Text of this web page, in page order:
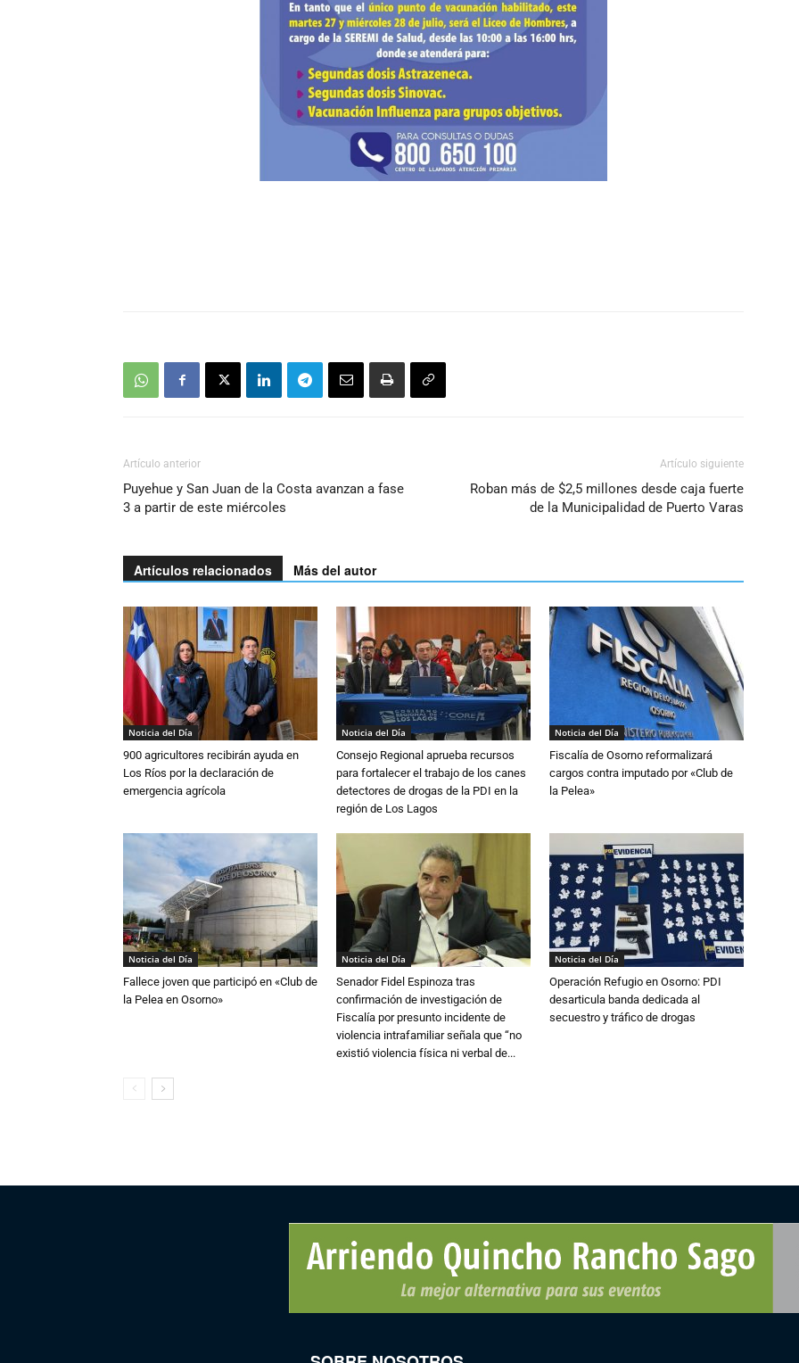
Artículo anterior
Puyehue y San Juan de la Costa avanzan a fase
3 a partir de este miércoles
Artículo siguiente
Roban más de $2,5 millones desde caja fuerte
de la Municipalidad de Puerto Varas
Artículos relacionados Más del autor
Noticia del Día
900 agricultores recibirán ayuda en
Los Ríos por la declaración de
emergencia agrícola
Noticia del Día
Consejo Regional aprueba recursos
para fortalecer el trabajo de los canes
detectores de drogas de la PDI en la
región de Los Lagos
Noticia del Día
Fiscalía de Osorno reformalizará
cargos contra imputado por «Club de
la Pelea»
Noticia del Día
Fallece joven que participó en «Club de
la Pelea en Osorno»
Noticia del Día
Senador Fidel Espinoza tras
confirmación de investigación de
Fiscalía por presunto incidente de
violencia intrafamiliar señala que “no
existió violencia física ni verbal de...
Noticia del Día
Operación Refugio en Osorno: PDI
desarticula banda dedicada al
secuestro y tráfico de drogas